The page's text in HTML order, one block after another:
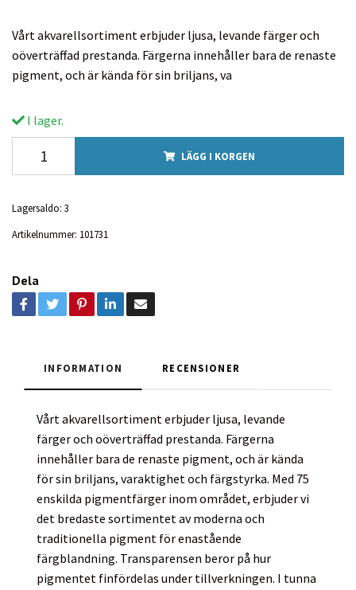
Vårt akvarellsortiment erbjuder ljusa, levande färger och
oöverträffad prestanda. Färgerna innehåller bara de renaste
pigment, och är kända för sin briljans, va
I lager.
LÄGG I KORGEN
Lagersaldo: 3
Artikelnummer: 101731
Dela
INFORMATION RECENSIONER
Vårt akvarellsortiment erbjuder ljusa, levande
färger och oöverträffad prestanda. Färgerna
innehåller bara de renaste pigment, och är kända
för sin briljans, varaktighet och färgstyrka. Med 75
enskilda pigmentfärger inom området, erbjuder vi
det bredaste sortimentet av moderna och
traditionella pigment för enastående
färgblandning. Transparensen beror på hur
pigmentet finfördelas under tillverkningen. I tunna